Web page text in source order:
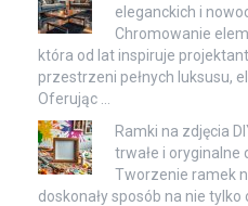
eleganckich i
Chromowanie
która od lat inspiruje
przestrzeni pełnych luksusu,
Oferując …
Ramki na zdjęcia
trwałe i oryginalne
Tworzenie ramek
doskonały sposób na nie